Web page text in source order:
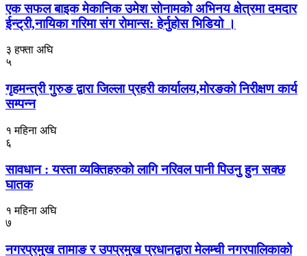
एक सफल बाइक मेकानिक उमेश सोनामको अभिनय क्षेत्रमा दमदार
ईन्ट्री,नायिका गरिमा संग रोमान्स: हेर्नुहोस भिडियो ।
३ हफ्ता अघि
५
गृहमन्त्री गुरुङ द्वारा जिल्ला प्रहरी कार्यालय,मोरङको निरीक्षण कार्य
सम्पन्न
१ महिना अघि
६
सावधान : यस्ता व्यक्तिहरुको लागि नरिवल पानी पिउनु हुन सक्छ
घातक
१ महिना अघि
७
नगरप्रमुख तामाङ र उपप्रमुख प्रधानद्वारा मेलम्ची नगरपालिकाको